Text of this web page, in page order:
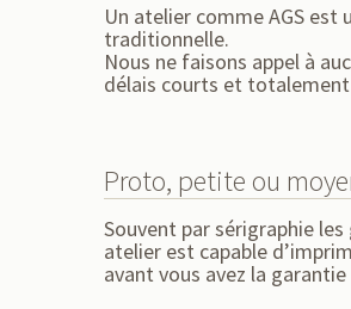
Un atelier comme AGS est
traditionnelle.
Nous ne faisons appel à
délais courts et
Proto, petite ou
Souvent par sérigraphie
atelier est capable
avant vous avez la